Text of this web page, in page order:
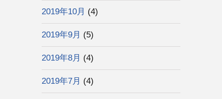
2019年10月 (4)
2019年9月 (5)
2019年8月 (4)
2019年7月 (4)